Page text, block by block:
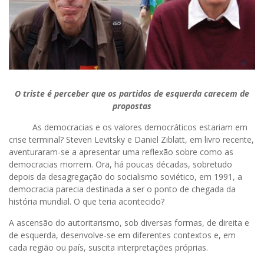
O triste é perceber que os partidos de esquerda carecem de
propostas
As democracias e os valores democráticos estariam em
crise terminal? Steven Levitsky e Daniel Ziblatt, em livro recente,
aventuraram-se a apresentar uma reflexão sobre como as
democracias morrem. Ora, há poucas décadas, sobretudo
depois da desagregação do socialismo soviético, em 1991, a
democracia parecia destinada a ser o ponto de chegada da
história mundial. O que teria acontecido?
A ascensão do autoritarismo, sob diversas formas, de direita e
de esquerda, desenvolve-se em diferentes contextos e, em
cada região ou país, suscita interpretações próprias.